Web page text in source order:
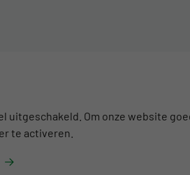
uitgeschakeld. Om onze website
te activeren.